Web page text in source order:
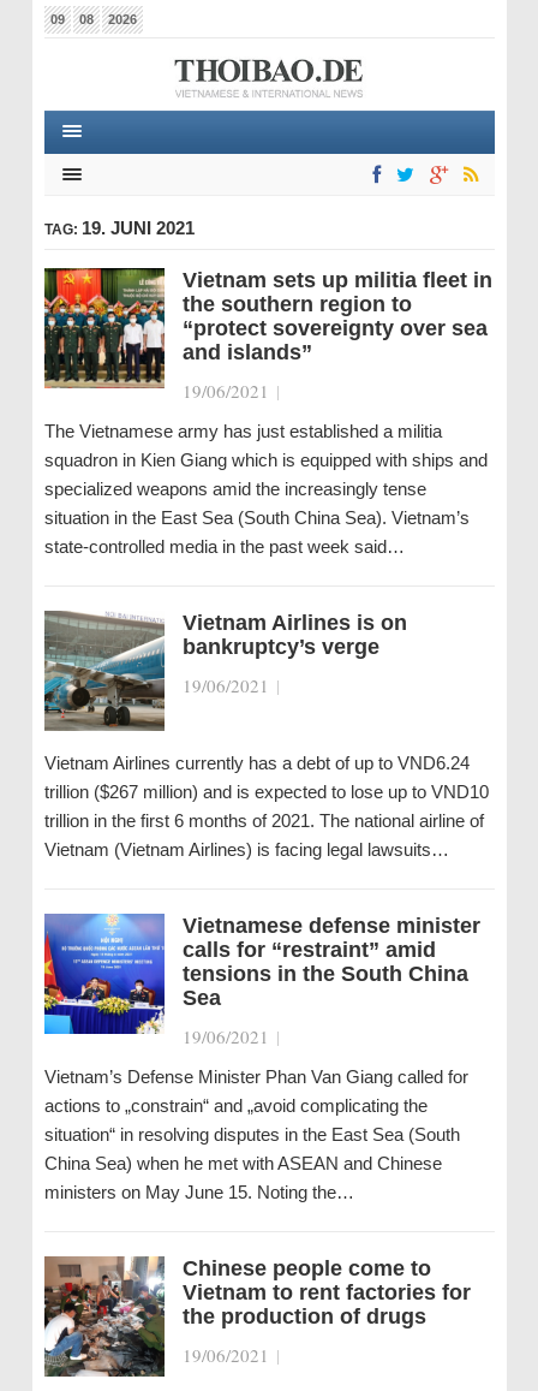
09 08 2026
TAG: 19. JUNI 2021
Vietnam sets up militia fleet in
the southern region to
“protect sovereignty over sea
and islands”
19/06/2021 |
The Vietnamese army has just established a militia
squadron in Kien Giang which is equipped with ships and
specialized weapons amid the increasingly tense
situation in the East Sea (South China Sea). Vietnam’s
state-controlled media in the past week said…
Vietnam Airlines is on
bankruptcy’s verge
19/06/2021 |
Vietnam Airlines currently has a debt of up to VND6.24
trillion ($267 million) and is expected to lose up to VND10
trillion in the first 6 months of 2021. The national airline of
Vietnam (Vietnam Airlines) is facing legal lawsuits…
Vietnamese defense minister
calls for “restraint” amid
tensions in the South China
Sea
19/06/2021 |
Vietnam’s Defense Minister Phan Van Giang called for
actions to „constrain“ and „avoid complicating the
situation“ in resolving disputes in the East Sea (South
China Sea) when he met with ASEAN and Chinese
ministers on May June 15. Noting the…
Chinese people come to
Vietnam to rent factories for
the production of drugs
19/06/2021 |